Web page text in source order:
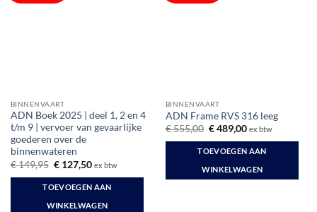
BINNENVAART
ADN Boek 2025 | deel 1, 2 en 4
t/m 9 | vervoer van gevaarlijke
goederen over de
binnenwateren
€149,95 Oorspronkelijke
was:
€ 149,95.
€127,50Huidige
is:
€ 127,50.
ex btw
TOEVOEGEN AAN
WINKELWAGEN
BINNENVAART
ADN Frame RVS 316 leeg
€555,00 Oorspronkelijke
was:
€ 555,00.
€489,00Huidige
is:
€ 489,00.
ex btw
TOEVOEGEN AAN
WINKELWAGEN